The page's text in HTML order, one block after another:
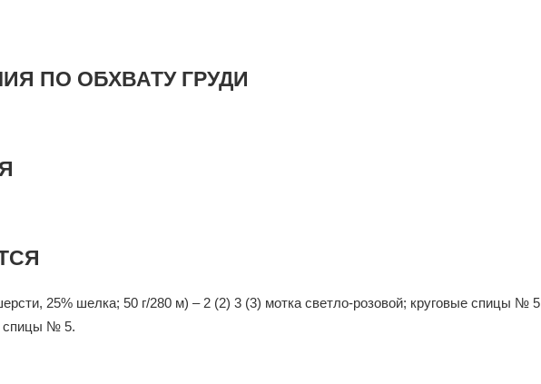
ПО ОБХВАТУ ГРУДИ
25% шелка; 50 г/280 м) – 2 (2) 3 (3) мотка светло-розовой; круговые спицы № 5
спицы № 5.